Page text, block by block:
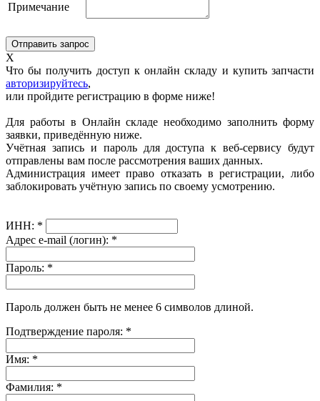
Примечание
X
Что бы получить доступ к онлайн складу и купить запчасти
авторизируйтесь,
или пройдите регистрацию в форме ниже!
Для работы в Онлайн складе необходимо заполнить форму
заявки, приведённую ниже.
Учётная запись и пароль для доступа к веб-сервису будут
отправлены вам после рассмотрения ваших данных.
Администрация имеет право отказать в регистрации, либо
заблокировать учётную запись по своему усмотрению.
ИНН: *
Адрес e-mail (логин): *
Пароль: *
Пароль должен быть не менее 6 символов длиной.
Подтверждение пароля: *
Имя: *
Фамилия: *